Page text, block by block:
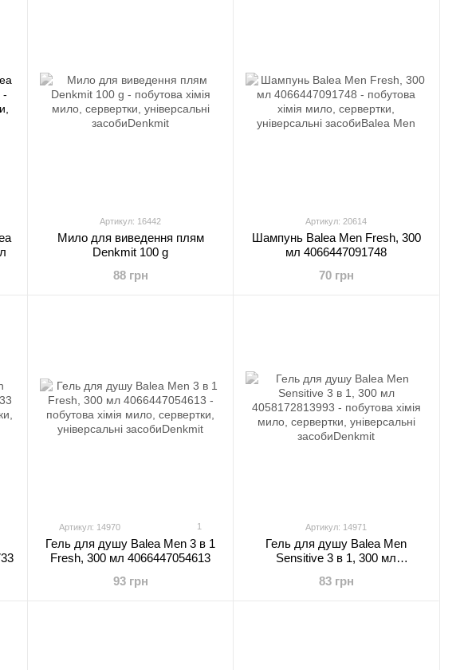
Артикул: 16442
Мило для виведення плям
Denkmit 100 g
88 грн
Артикул: 20614
Шампунь Balea Men Fresh, 300
мл 4066447091748
70 грн
Артикул: 14970 1
Гель для душу Balea Men 3 в 1
Fresh, 300 мл 4066447054613
93 грн
Артикул: 14971
Гель для душу Balea Men
Sensitive 3 в 1, 300 мл
83 грн